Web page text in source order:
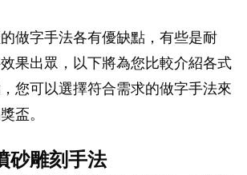
做字手法各有優缺點，有些是耐
果出眾，以下將為您比較介紹各式
您可以選擇符合需求的做字手法來
盃。
砂雕刻手法